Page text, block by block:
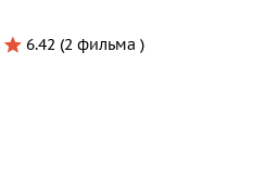
6.42 (2 фильма )